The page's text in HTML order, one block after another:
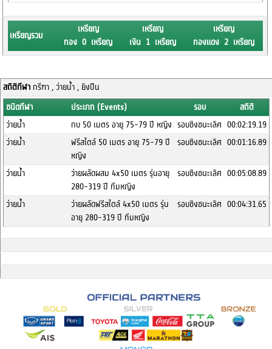
เหรียญรวม
เหรียญ
ทอง 0 เหรียญ
เหรียญ
เงิน 1 เหรียญ
เหรียญ
ทองแดง 2 เหรียญ
สถิติกีฬากรีฑา , ว่ายน้ำ , ยิงปืน
ชนิดกีฬา
ประเภท (Events) รอบ
สถิติ
ว่ายน้ำ
กบ 50 เมตร อายุ 75-79 ปี หญิง รอบชิงชนะเลิศ 00:02:19.19
ว่ายน้ำ
ฟรีสไตล์ 50 เมตร อายุ 75-79 ปี
หญิง
รอบชิงชนะเลิศ 00:01:16.89
ว่ายน้ำ
ว่ายผลัดผสม 4x50 เมตร รุ่นอายุ
280-319 ปี ทีมหญิง
รอบชิงชนะเลิศ 00:05:08.89
ว่ายน้ำ
ว่ายผลัดฟรีสไตล์ 4x50 เมตร รุ่น
อายุ 280-319 ปี ทีมหญิง
รอบชิงชนะเลิศ 00:04:31.65